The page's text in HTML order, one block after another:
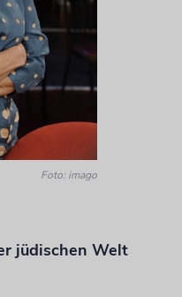
Foto: imago
jüdischen Welt